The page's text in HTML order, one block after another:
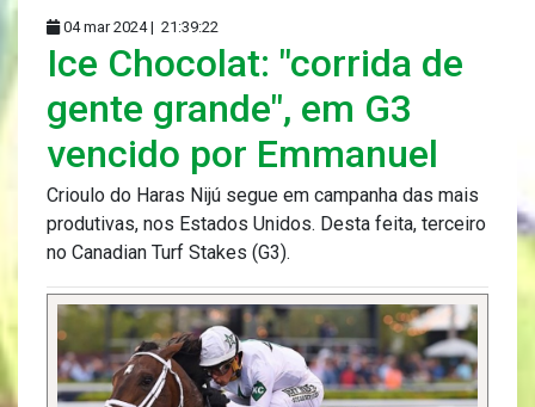
04 mar 2024 | 21:39:22
Ice Chocolat: "corrida de
gente grande", em G3
vencido por Emmanuel
Crioulo do Haras Nijú segue em campanha das mais
produtivas, nos Estados Unidos. Desta feita, terceiro
no Canadian Turf Stakes (G3).